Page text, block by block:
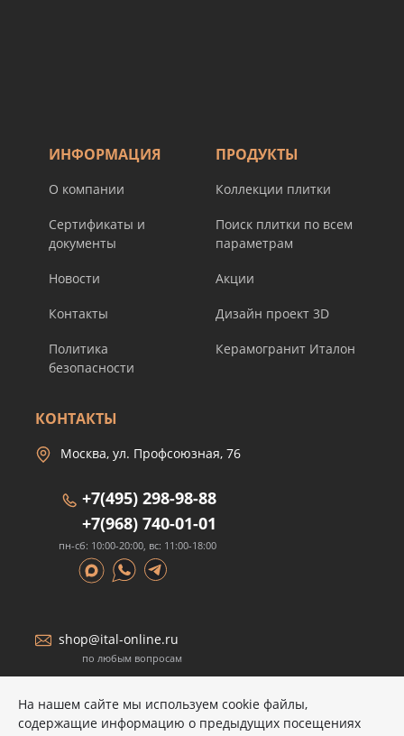
ИНФОРМАЦИЯ
О компании
Сертификаты и
документы
Новости
Контакты
Политика
безопасности
ПРОДУКТЫ
Коллекции плитки
Поиск плитки по всем
параметрам
Акции
Дизайн проект 3D
Керамогранит Италон
КОНТАКТЫ
Москва, ул. Профсоюзная, 76
+7(495) 298-98-88
+7(968) 740-01-01
пн-сб: 10:00-20:00, вс: 11:00-18:00
shop@ital-online.ru
по любым вопросам
На нашем сайте мы используем cookie файлы,
содержащие информацию о предыдущих посещениях